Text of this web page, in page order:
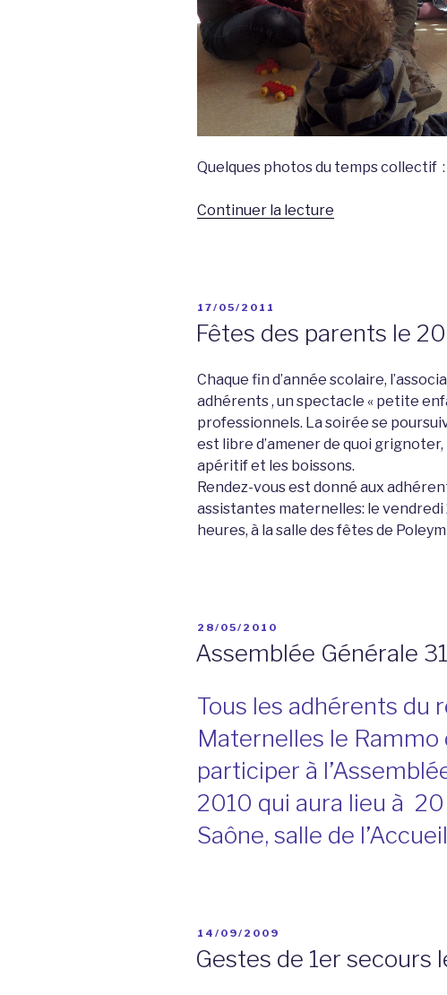
Quelques photos du temps collectif :
Continuer la lecture
PUBLIÉ
17/05/2011
Fêtes des parents le
Chaque fin d’année scolaire,
adhérents , un spectacle « petite
professionnels. La soirée se
est libre d’amener de quoi
apéritif et les boissons.
Rendez-vous est donné aux
assistantes maternelles: le vendredi
heures, à la salle des fêtes de
PUBLIÉ
28/05/2010
Assemblée Générale
Tous les adhérents du
Maternelles le Rammo
participer à
2010 qui aura lieu à
Saône, salle de
PUBLIÉ
14/09/2009
Gestes de 1er